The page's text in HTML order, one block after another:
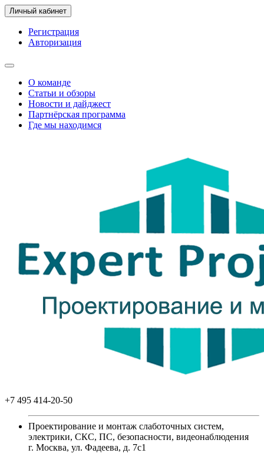
Личный кабинет
Регистрация
Авторизация
О команде
Статьи и обзоры
Новости и дайджест
Партнёрская программа
Где мы находимся
+7 495 414-20-50
Проектирование и монтаж слаботочных систем,
электрики, СКС, ПС, безопасности, видеонаблюдения
г. Москва, ул. Фадеева, д. 7с1